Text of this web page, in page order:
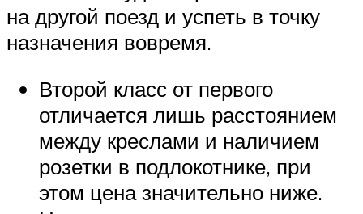
на другой поезд и успеть в точку
назначения вовремя.
Второй класс от первого
отличается лишь расстоянием
между креслами и наличием
розетки в подлокотнике, при
этом цена значительно ниже.